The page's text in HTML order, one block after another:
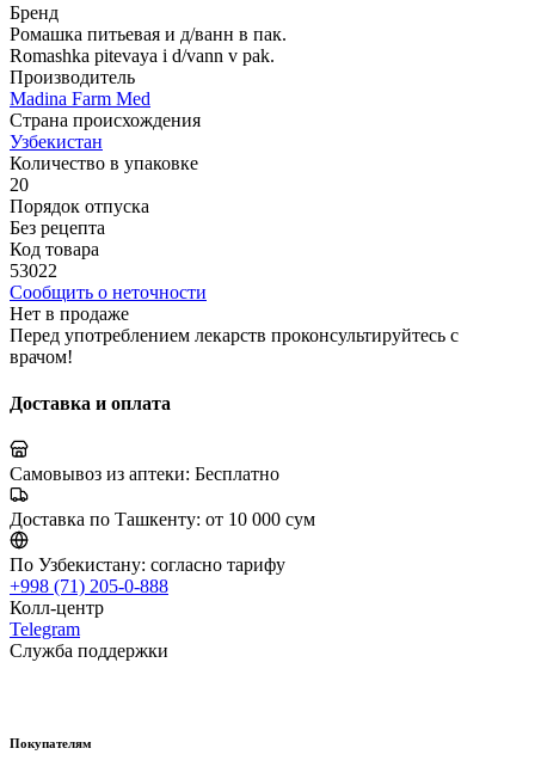
Бренд
Ромашка питьевая и д/ванн в пак.
Romashka pitevaya i d/vann v pak.
Производитель
Madina Farm Med
Страна происхождения
Узбекистан
Количество в упаковке
20
Порядок отпуска
Без рецепта
Код товара
53022
Сообщить о неточности
Нет в продаже
Перед употреблением лекарств проконсультируйтесь с
врачом!
Доставка и оплата
Самовывоз из аптеки: Бесплатно
Доставка по Ташкенту: от 10 000 сум
По Узбекистану: согласно тарифу
+998 (71) 205-0-888
Колл-центр
Telegram
Служба поддержки
Покупателям